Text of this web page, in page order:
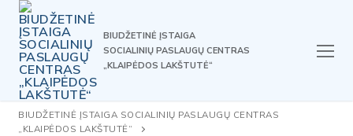
Skip
content
BIUDŽETINĖ ĮSTAIGA
SOCIALINIŲ PASLAUGŲ CENTRAS
„KLAIPĖDOS LAKŠTUTĖ“
BIUDŽETINĖ ĮSTAIGA SOCIALINIŲ PASLAUGŲ CENTRAS
„KLAIPĖDOS LAKŠTUTĖ“